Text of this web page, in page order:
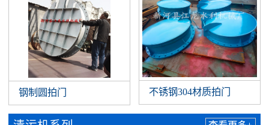
钢制圆拍门 不锈钢304材质拍门